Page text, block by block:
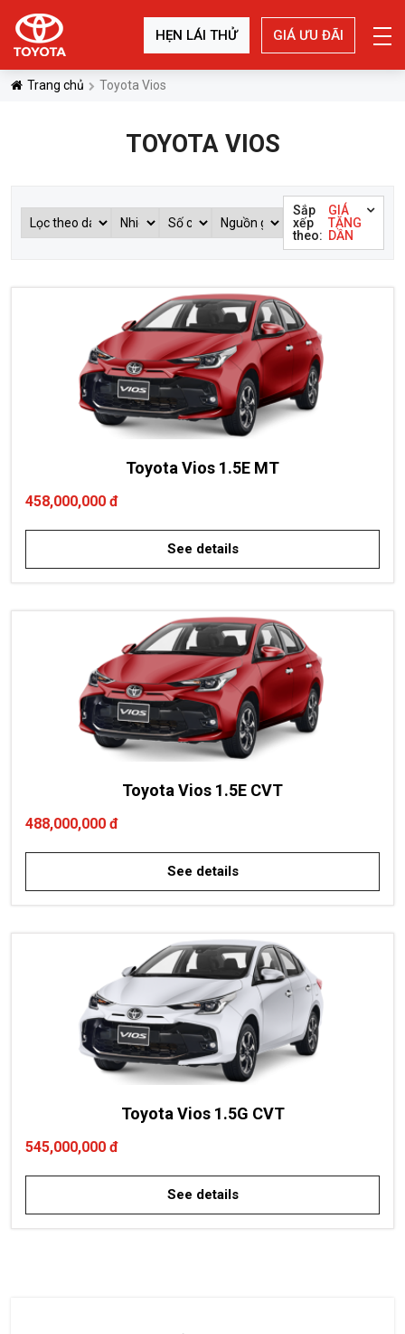
HẸN LÁI THỬ GIÁ ƯU ĐÃI
Trang chủ Toyota Vios
TOYOTA VIOS
Sắp
xếp
theo:
GIÁ
TĂNG
DẦN
Toyota Vios 1.5E MT
458,000,000 đ
See details
Toyota Vios 1.5E CVT
488,000,000 đ
See details
Toyota Vios 1.5G CVT
545,000,000 đ
See details